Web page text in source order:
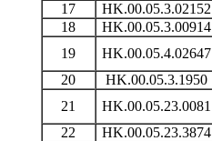
17
HK.00.05.3.02152
18
HK.00.05.3.00914
19
HK.00.05.4.02647
20
HK.00.05.3.1950
21
HK.00.05.23.0081
22
HK.00.05.23.3874